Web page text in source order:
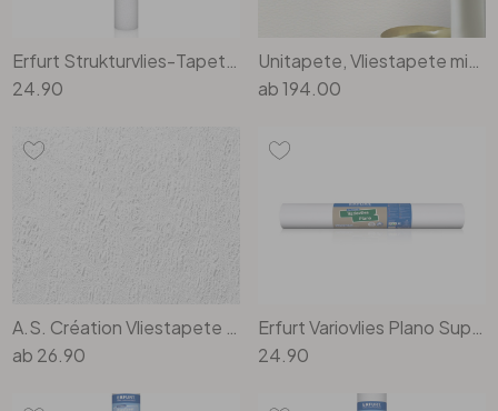
Erfurt Strukturvlies-Tapete Basic 400
24.90
Unitapete, Vliestapete mit Struktur Bauhaus weiss
ab194.00
A.S. Création Vliestapete Meistervlies Strukturtapete Uni überstreichbar weiss
ab 26.90
Erfurt Variovlies Plano Superweiss 20x0.53m
24.90